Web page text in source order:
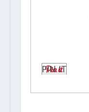
PIN IT